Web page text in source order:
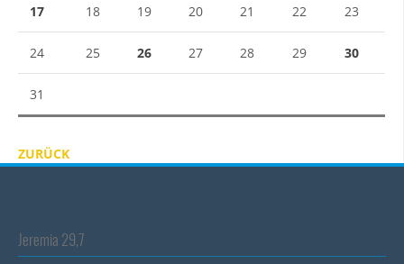
17 18 19 20 21 22 23
24 25 26 27 28 29 30
31
ZURÜCK
Jeremia 29,7